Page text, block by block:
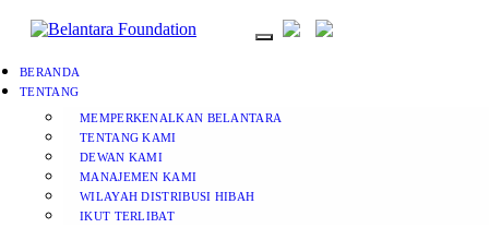
BERANDA
TENTANG
MEMPERKENALKAN BELANTARA
TENTANG KAMI
DEWAN KAMI
MANAJEMEN KAMI
WILAYAH DISTRIBUSI HIBAH
IKUT TERLIBAT